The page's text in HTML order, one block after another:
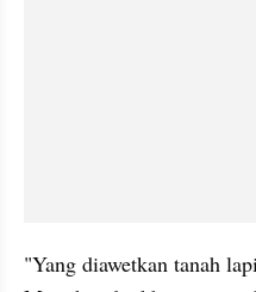
"Yang diawetkan tanah